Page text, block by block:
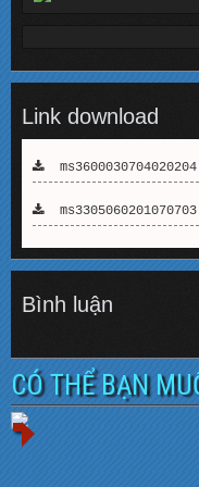
Link download
Bình luận
CÓ THỂ BẠN